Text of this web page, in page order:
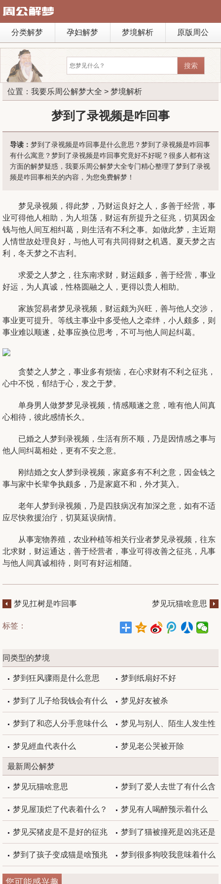
分类解梦 孕妇解梦 梦境解析 原版周公
位置： 我要乐周公解梦大全 > 梦境解析
梦到了录视频是咋回事
导读： 梦到了录视频是咋回事是什么意思？梦到了录视频是咋回事
有什么寓意？梦到了录视频是咋回事究竟好不好呢？很多人都有这
方面的解梦疑惑，我要乐周公解梦大全专门精心整理了梦到了录视
频是咋回事相关的内容，为您免费解梦！
梦见录视频，得此梦，乃财运良好之人，多善于经营，事
业可得他人相助，为人坦荡，财运有所提升之征兆，切莫因金
钱与他人间互相纠葛，则生活有不利之事。如做此梦，主近期
人情世故处理良好，与他人可有共同得财之机遇。夏天梦之吉
利，冬天梦之不吉利。
求爱之人梦之，往东南求财，财运颇多，善于经营，事业
好运，为人真诚，性格圆融之人，更得以贵人相助。
家族贸易者梦见录视频，财运颇为兴旺，善与他人交涉，
事业更可提升。等线主事业中多受他人之牵绊，小人颇多，则
事业难以顺遂，处事应换位思考，不可与他人间起纠葛。
贪婪之人梦之，事业多有烦恼，在心求财有不利之征兆，
心中不悦，郁结于心，发之于梦。
单身男人做梦梦见录视频，情感顺遂之意，唯有他人间真
心相待，彼此感情长久。
已婚之人梦到录视频，生活有所不顺，乃是因情感之事与
他人间纠葛相处，更有不安之意。
刚 结婚之女人 梦到录视频，家庭多有不利之意，因金钱之
事与家中长辈争执颇多，乃是家庭不和，外才莫入。
老年人梦到录视频，乃是四肢病况有加深之意，如有不适
应尽快救援治疗，切莫延误病情。
从事宠物养殖，农业种植等相关行业者梦见录视频，往东
北求财，财运通达，善于经营者，事业可得改善之征兆，凡事
与他人间真诚相待，则可有好运相随。
梦见扛树是咋回事 梦见玩猫啥意思
标签：
同类型的梦境
梦到狂风骤雨是什么意思 梦到纸扇好不好
梦到了儿子给我钱会有什么
预兆
梦见好友被杀
梦到了和恋人分手意味什么 梦见与别人、陌生人发生性
关系
梦见經血代表什么 梦见老公哭被开除
最新周公解梦
梦见玩猫啥意思 梦到了爱人去世了有什么含
义
梦见屋顶烂了代表着什么？ 梦见有人喝醉预示着什么
梦见买猪皮是不是好的征兆
呢
梦到了猫被撞死是凶兆还是
吉兆
梦到了孩子变成猫是啥预兆 梦到很多狗咬我意味着什么
您可能感兴趣